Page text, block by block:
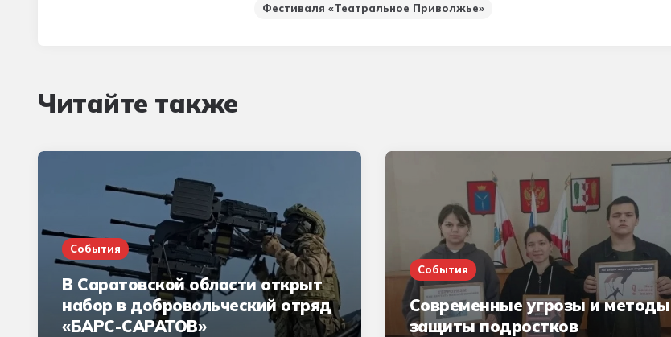
Фестиваля «Театральное Приволжье»
Читайте также
События
В Саратовской области открыт
набор в добровольческий отряд
«БАРС-САРАТОВ»
События
Современные угрозы и методы
защиты подростков